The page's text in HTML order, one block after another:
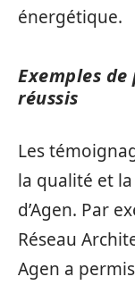
énergétique.
Exemples
réussis
Les
la qualité et
d’Agen. Par
Réseau
Agen a